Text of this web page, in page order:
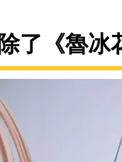
除了《魯冰